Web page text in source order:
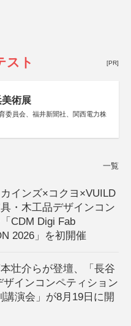
スト [PR]
術展
委員会、福井新聞社、関西電力株
一覧
カインズ×コクヨ×VUILD
・木工品デザインコン
CDM Digi Fab
2026」を初開催
壮介らが登壇、「長谷
ザインコンペティション
講演会」が8月19日に開